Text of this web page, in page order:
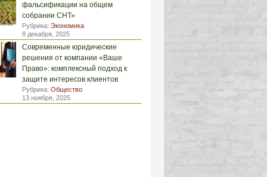
фальсификации на общем
собрании СНТ»
Рубрика: Экономика
8 декабря, 2025
Современные юридические
решения от компании «Ваше
Право»: комплексный подход к
защите интересов клиентов
Рубрика: Общество
13 ноября, 2025